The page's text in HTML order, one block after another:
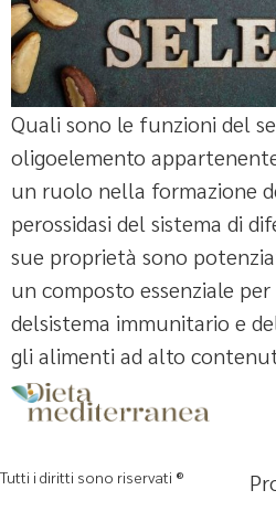
Quali sono le funzioni del
oligoelemento
un ruolo nella formazione
perossidasi del sistema di
sue proprietà sono
un composto essenziale
delsistema immunitario e
gli alimenti ad alto
Tutti i diritti sono riservati ®